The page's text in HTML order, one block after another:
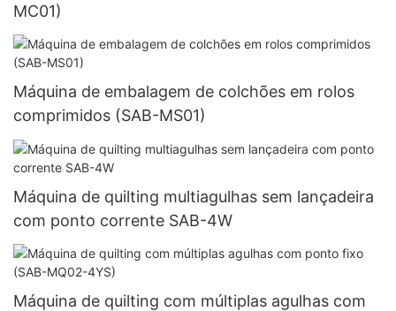
MC01)
Máquina de embalagem de colchões em rolos
comprimidos (SAB-MS01)
Máquina de quilting multiagulhas sem lançadeira
com ponto corrente SAB-4W
Máquina de quilting com múltiplas agulhas com